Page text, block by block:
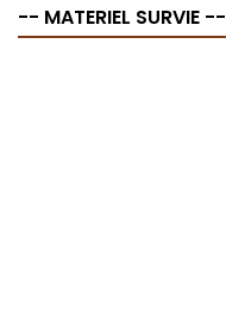
-- MATERIEL SURVIE --